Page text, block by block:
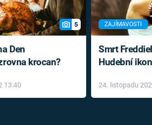
5
Den
krocan?
13:40
ZAJÍMAVOSTI
Smrt
Hudební
léky
24. listopadu